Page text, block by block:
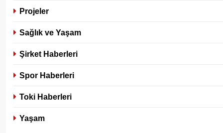
Projeler
Sağlık ve Yaşam
Şirket Haberleri
Spor Haberleri
Toki Haberleri
Yaşam